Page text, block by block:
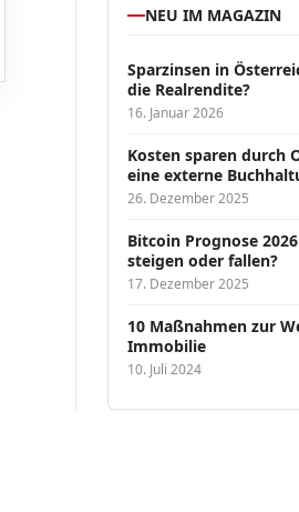
NEU IM MAGAZIN
Sparzinsen in
die Realrendite?
16. Januar 2026
Kosten sparen durch
eine externe
26. Dezember 2025
Bitcoin Prognose
steigen oder fallen?
17. Dezember 2025
10 Maßnahmen zur
Immobilie
10. Juli 2024